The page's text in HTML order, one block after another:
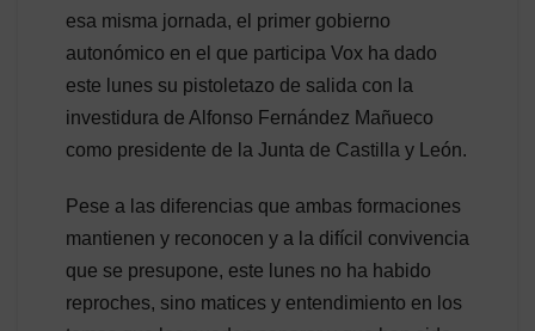
esa misma jornada, el primer gobierno
autonómico en el que participa Vox ha dado
este lunes su pistoletazo de salida con la
investidura de Alfonso Fernández Mañueco
como presidente de la Junta de Castilla y León.
Pese a las diferencias que ambas formaciones
mantienen y reconocen y a la difícil convivencia
que se presupone, este lunes no ha habido
reproches, sino matices y entendimiento en los